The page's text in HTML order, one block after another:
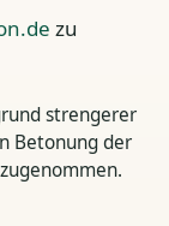
zu
strengerer
Betonung der